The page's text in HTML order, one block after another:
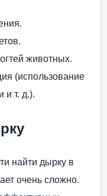
животных.
(использование
и т. д.).
найти дырку в
очень сложно.